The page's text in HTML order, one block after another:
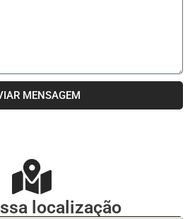
MENSAGEM
localização